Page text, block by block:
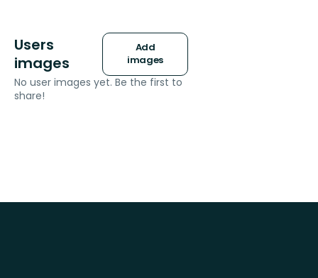
Users
images
Add
images
No user images yet. Be the first to
share!